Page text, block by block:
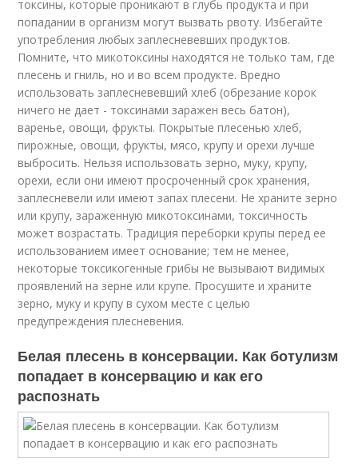
токсины, которые проникают в глубь продукта и при
попадании в организм могут вызвать рвоту. Избегайте
употребления любых заплесневевших продуктов.
Помните, что микотоксины находятся не только там, где
плесень и гниль, но и во всем продукте. Вредно
использовать заплесневевший хлеб (обрезание корок
ничего не дает - токсинами заражен весь батон),
варенье, овощи, фрукты. Покрытые плесенью хлеб,
пирожные, овощи, фрукты, мясо, крупу и орехи лучше
выбросить. Нельзя использовать зерно, муку, крупу,
орехи, если они имеют просроченный срок хранения,
заплесневели или имеют запах плесени. Не храните зерно
или крупу, зараженную микотоксинами, токсичность
может возрастать. Традиция переборки крупы перед ее
использованием имеет основание; тем не менее,
некоторые токсикогенные грибы не вызывают видимых
проявлений на зерне или крупе. Просушите и храните
зерно, муку и крупу в сухом месте с целью
предупреждения плесневения.
Белая плесень в консервации. Как ботулизм
попадает в консервацию и как его
распознать